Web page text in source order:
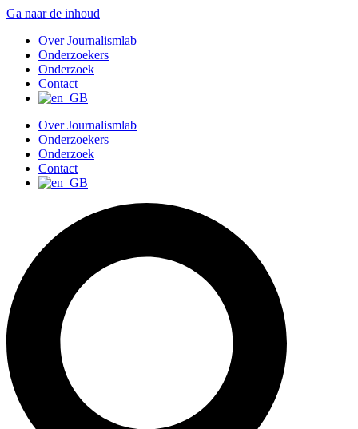
Ga naar de inhoud
Over Journalismlab
Onderzoekers
Onderzoek
Contact
Over Journalismlab
Onderzoekers
Onderzoek
Contact